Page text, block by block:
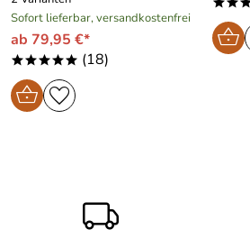
Sofort lieferbar, versandkostenfrei
ab 79,95 €*
***** (18)